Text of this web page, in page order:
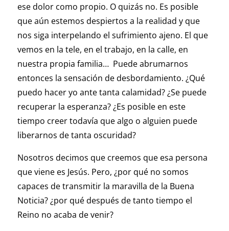
ese dolor como propio. O quizás no. Es posible
que aún estemos despiertos a la realidad y que
nos siga interpelando el sufrimiento ajeno. El que
vemos en la tele, en el trabajo, en la calle, en
nuestra propia familia… Puede abrumarnos
entonces la sensación de desbordamiento. ¿Qué
puedo hacer yo ante tanta calamidad? ¿Se puede
recuperar la esperanza? ¿Es posible en este
tiempo creer todavía que algo o alguien puede
liberarnos de tanta oscuridad?
Nosotros decimos que creemos que esa persona
que viene es Jesús. Pero, ¿por qué no somos
capaces de transmitir la maravilla de la Buena
Noticia? ¿por qué después de tanto tiempo el
Reino no acaba de venir?